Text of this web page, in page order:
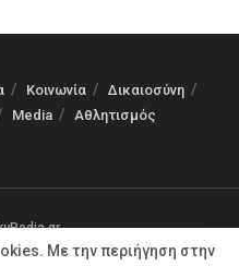
Κοινωνία
Δικαιοσύνη
Media Αθλητισμός
Με την περιήγηση στην